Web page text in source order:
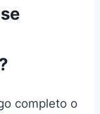
completo o